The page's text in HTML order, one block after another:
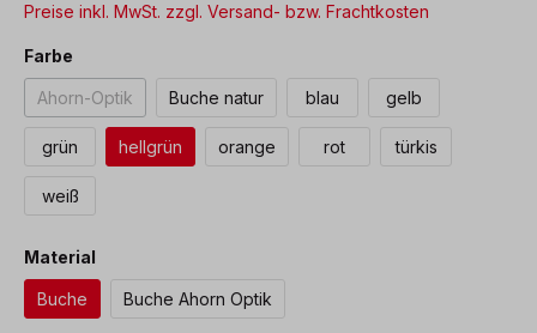
Preise inkl. MwSt. zzgl. Versand- bzw. Frachtkosten
Farbe
Ahorn-Optik(Diese Option ist zurzeit nicht verfügbar.)
Buche natur blau gelb
grün hellgrün orange rot türkis
weiß
Material
Buche Buche Ahorn Optik